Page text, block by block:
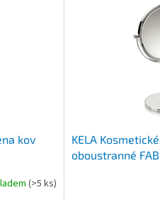
kov
(>5 ks)
KELA
oboustranné